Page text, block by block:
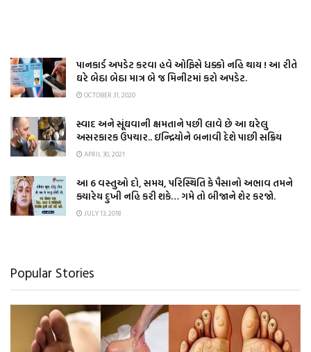
પાનકાર્ડ અપડેટ કરવા હવે ઓફિસે ધક્કો નહિ થાય ! આ રીતે
ઘરે બેઠા બેઠા માત્ર બે જ મિનીટમાં કરો અપડેટ.
OCTOBER 31, 2020
સ્વાદ અને સૂંઘવાની ક્ષમતાને પછી લાવે છે આ ઘરેલુ
અસરકારક ઉપચાર.. ઇન્દ્રિયોને બનાવી દેશે પાછી સક્રિય
APRIL 30, 2021
આ 6 વસ્તુઓ દો, સમય, પરિસ્થિતિ કે પૈસાનો અભાવ તમને
ક્યારેય દુખી નહિ કરી શકે… ગમે તો બીજાને શેર કરજો.
JULY 13, 2018
Popular Stories